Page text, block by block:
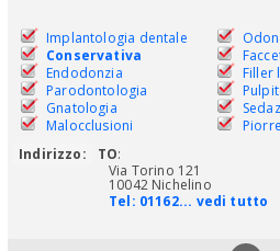
Implantologia dentale
Conservativa
Endodonzia
Parodontologia
Gnatologia
Malocclusioni
Filler
Indirizzo:
TO:
Via Torino 121
10042 Nichelino
Tel: 01162... vedi tutto